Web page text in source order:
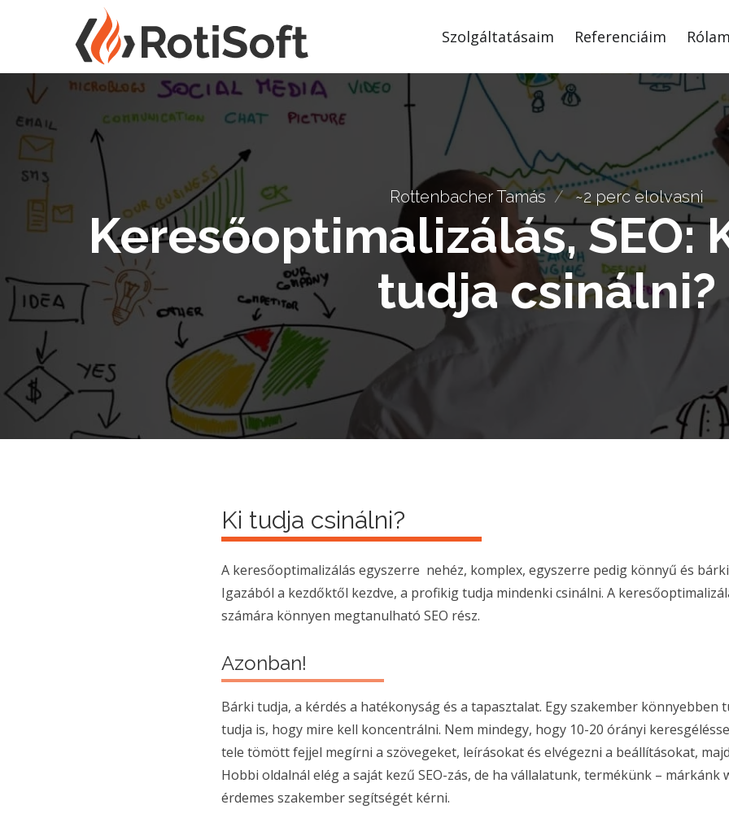
Szolgáltatásaim Referenciáim Rólam
Rottenbacher Tamás ~2 perc elolvasni
Keresőoptimalizálás, SEO:
tudja csinálni?
Ki tudja csinálni?
A keresőoptimalizálás egyszerre nehéz, komplex, egyszerre pedig könnyű és
Igazából a kezdőktől kezdve, a profikig tudja mindenki csinálni. A
számára könnyen megtanulható SEO rész.
Azonban!
Bárki tudja, a kérdés a hatékonyság és a tapasztalat. Egy szakember könnyebben
tudja is, hogy mire kell koncentrálni. Nem mindegy, hogy 10-20 órányi
tele tömött fejjel megírni a szövegeket, leírásokat és elvégezni a beállításokat,
Hobbi oldalnál elég a saját kezű SEO-zás, de ha vállalatunk, termékünk – márkánk
érdemes szakember segítségét kérni.